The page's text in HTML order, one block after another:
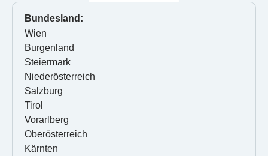
Bundesland:
Wien
Burgenland
Steiermark
Niederösterreich
Salzburg
Tirol
Vorarlberg
Oberösterreich
Kärnten